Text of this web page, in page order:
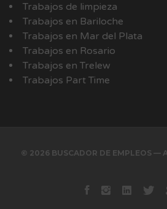
Trabajos de limpieza
Trabajos en Bariloche
Trabajos en Mar del Plata
Trabajos en Rosario
Trabajos en Trelew
Trabajos Part Time
© 2026 BUSCADOR DE EMPLEOS —
Facebook